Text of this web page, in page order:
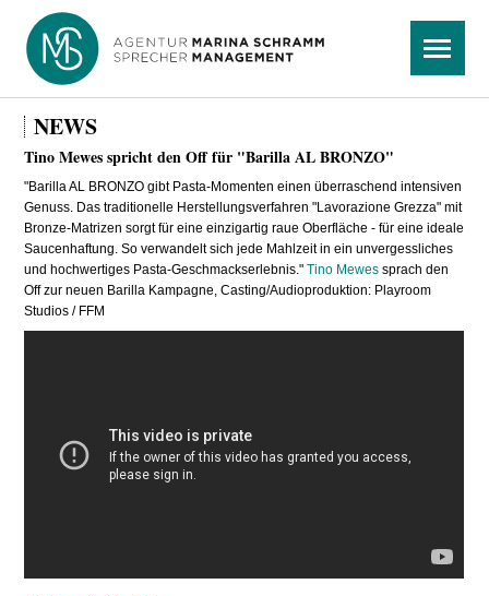
Navigation
überspringen
NEWS
Tino Mewes spricht den Off für "Barilla AL BRONZO"
"Barilla AL BRONZO gibt Pasta-Momenten einen überraschend intensiven
Genuss. Das traditionelle Herstellungsverfahren "Lavorazione Grezza" mit
Bronze-Matrizen sorgt für eine einzigartig raue Oberfläche - für eine ideale
Saucenhaftung. So verwandelt sich jede Mahlzeit in ein unvergessliches
und hochwertiges Pasta-Geschmackserlebnis."Tino Mewes sprach den
Off zur neuen Barilla Kampagne, Casting/Audioproduktion: Playroom
Studios / FFM